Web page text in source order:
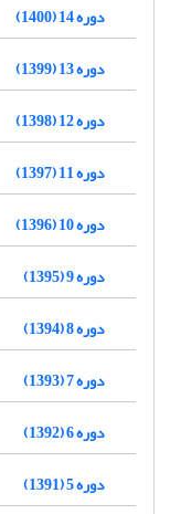
دوره 14 (1400)
دوره 13 (1399)
دوره 12 (1398)
دوره 11 (1397)
دوره 10 (1396)
دوره 9 (1395)
دوره 8 (1394)
دوره 7 (1393)
دوره 6 (1392)
دوره 5 (1391)